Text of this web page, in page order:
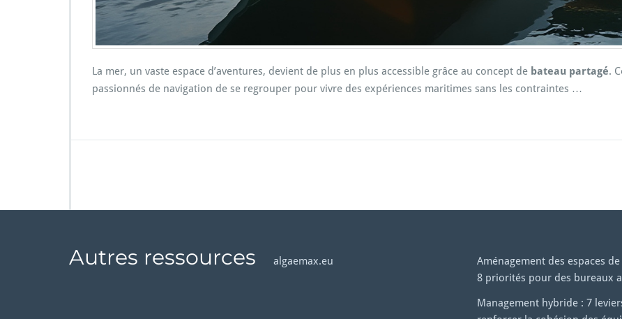
La mer, un vaste espace d’aventures, devient de plus en plus accessible grâce au concept de bateau partagé.
passionnés de navigation de se regrouper pour vivre des expériences maritimes sans les contraintes …
Autres ressources algaemax.eu
Aménagement des espaces
8 priorités pour des bureaux
Management hybride : 7